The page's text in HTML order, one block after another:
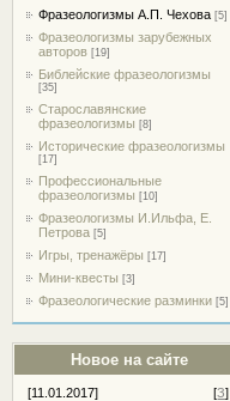
Фразеологизмы А.П. Чехова [5]
Фразеологизмы зарубежных
авторов [19]
Библейские фразеологизмы
[35]
Старославянские
фразеологизмы [8]
Исторические фразеологизмы
[17]
Профессиональные
фразеологизмы [10]
Фразеологизмы И.Ильфа, Е.
Петрова [5]
Игры, тренажёры [17]
Мини-квесты [3]
Фразеологические разминки [5]
Новое на сайте
[11.01.2017] [З]